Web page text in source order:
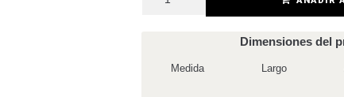
Dimensiones del
Medida Largo